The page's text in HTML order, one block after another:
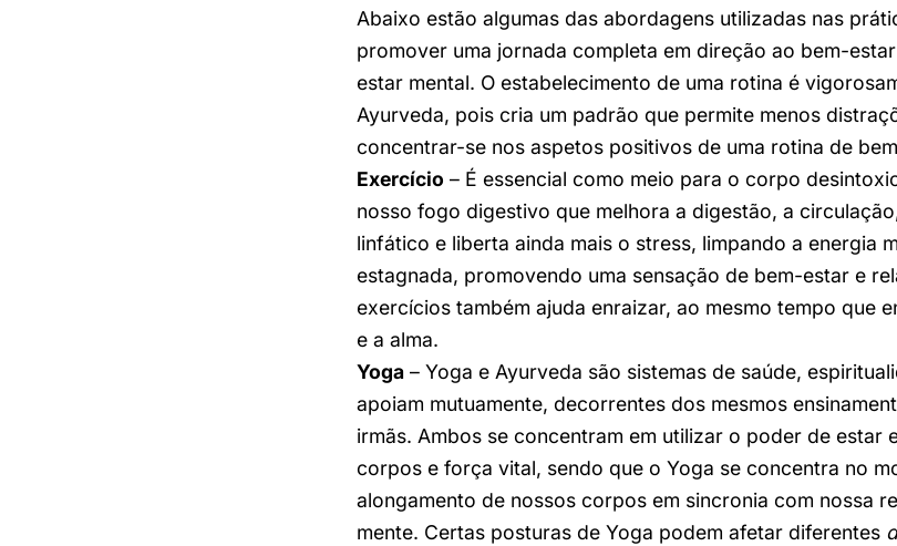
Abaixo estão algumas das abordagens utilizadas nas
promover uma jornada completa em direção ao bem-
estar mental. O estabelecimento de uma rotina é
Ayurveda, pois cria um padrão que permite menos
concentrar-se nos aspetos positivos de uma rotina de
Exercício – É essencial como meio para o corpo
nosso fogo digestivo que melhora a digestão, a
linfático e liberta ainda mais o stress, limpando a energia
estagnada, promovendo uma sensação de bem-estar e
exercícios também ajuda enraizar, ao mesmo tempo que
e a alma.
Yoga – Yoga e Ayurveda são sistemas de saúde,
apoiam mutuamente, decorrentes dos mesmos
irmãs. Ambos se concentram em utilizar o poder de estar
corpos e força vital, sendo que o Yoga se concentra no
alongamento de nossos corpos em sincronia com nossa
mente. Certas posturas de Yoga podem afetar diferentes